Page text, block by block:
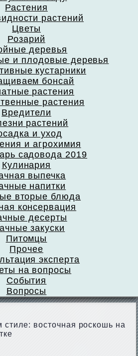
Растения
растений
Цветы
Розарий
деревья
и плодовые деревья
кустарники
бонсай
растения
растения
Вредители
растений
и уход
и агрохимия
садовода 2019
Кулинария
выпечка
напитки
вторые блюда
консервация
десерты
закуски
Питомцы
Прочее
эксперта
на вопросы
События
Вопросы
стиле: восточная роскошь на